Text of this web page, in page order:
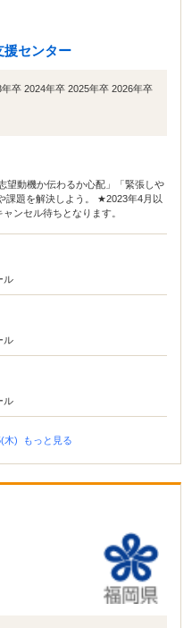
センター
卒 2024年卒 2025年卒 2026年卒
望動機か伝わるか心配」「緊張しや
課題を解決しよう。 ★2023年4月以
ンセル待ちとなります。
ル
ル
ル
木) もっと見る